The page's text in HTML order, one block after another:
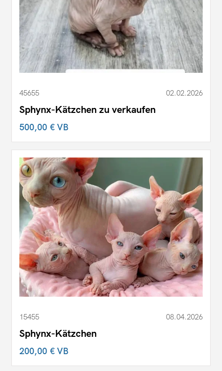
45655 02.02.2026
Sphynx-Kätzchen zu verkaufen
500,00 €VB
15455 08.04.2026
Sphynx-Kätzchen
200,00 €VB